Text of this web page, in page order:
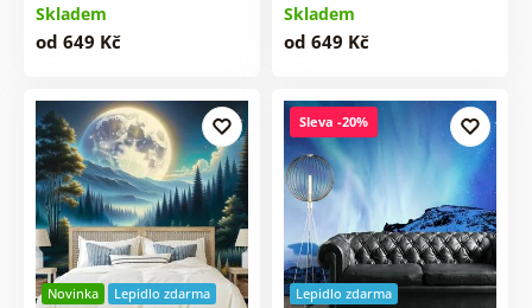
Skladem
od 649 Kč
Skladem
od 649 Kč
Novinka Lepidlo zdarma Lepidlo zdarma
Sleva -20%